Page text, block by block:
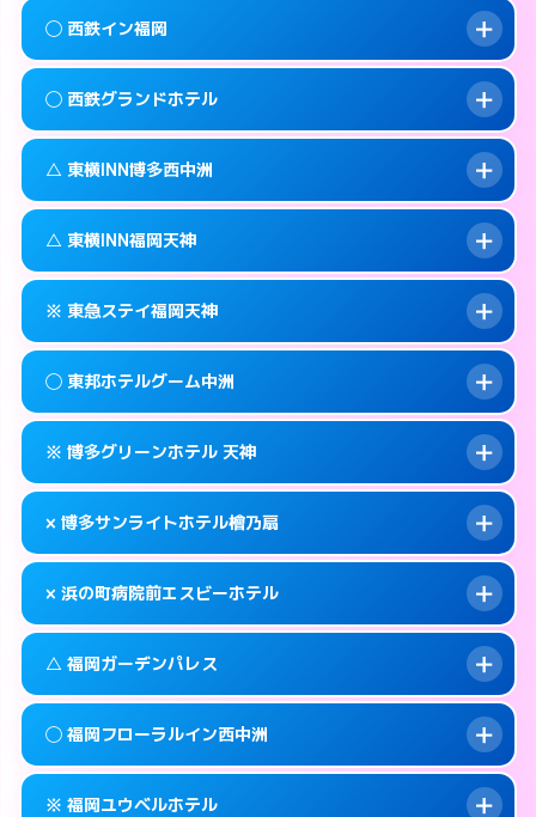
info このホテルの詳細ページを見る →
map 福岡市中央区渡辺通4-8-25
info このホテルの詳細ページを見る →
案内方法:女性が直接お部屋まで伺います。
smartphone 092-738-5533
map 福岡市中央区今川1-3-3
info このホテルの詳細ページを見る →
案内方法: 派遣できません。
smartphone 092-713-5454
map 福岡市中央区渡辺通4-7-1
info このホテルの詳細ページを見る →
◯ 西鉄イン福岡
案内方法:女性が直接お部屋まで伺います。
smartphone 092-712-5858
map 福岡市中央区天神1-16-1
info このホテルの詳細ページを見る →
◯ 西鉄グランドホテル
案内方法:女性が直接お部屋まで伺います。
smartphone 092-781-0711
map 福岡市中央区大名2-6-60
info このホテルの詳細ページを見る →
△ 東横INN博多西中洲
案内方法:状況により派遣できません。
smartphone 092-739-1045
map 福岡市中央区西中洲1-16
info このホテルの詳細ページを見る →
△ 東横INN福岡天神
案内方法: 状況により派遣できません。
smartphone 092-725-1045
map 福岡市中央区渡辺通5-15-14
info このホテルの詳細ページを見る →
※ 東急ステイ福岡天神
案内方法: カードキーにつきホテルの入り口で
待ち合わせ。
info このホテルの詳細ページを見る →
◯ 東邦ホテルグーム中洲
案内方法: 女性が直接お部屋まで伺います。
smartphone 050-1807-3131
map 福岡市中央区渡辺通5-7-22
info このホテルの詳細ページを見る →
※ 博多グリーンホテル 天神
案内方法:カードキーにつきホテルの入り口で
待ち合わせ。
info このホテルの詳細ページを見る →
× 博多サンライトホテル檜乃扇
案内方法:派遣できません。
smartphone 092-522-0080
map 福岡市中央区清川2-6-23
info このホテルの詳細ページを見る →
× 浜の町病院前エスビーホテル
案内方法: 派遣できません。
smartphone 092-717-6600
map 福岡市中央区長浜1-2-24
△ 福岡ガーデンパレス
案内方法:状況により派遣できません。
◯ 福岡フローラルイン西中洲
※ 福岡ユウベルホテル